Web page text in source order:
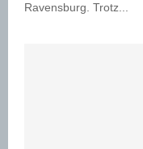
Ravensburg. Trotz...